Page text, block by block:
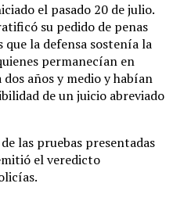
el pasado 20 de julio.
su pedido de penas
la defensa sostenía la
permanecían en
años y medio y habían
de un juicio abreviado
las pruebas presentadas
el veredicto